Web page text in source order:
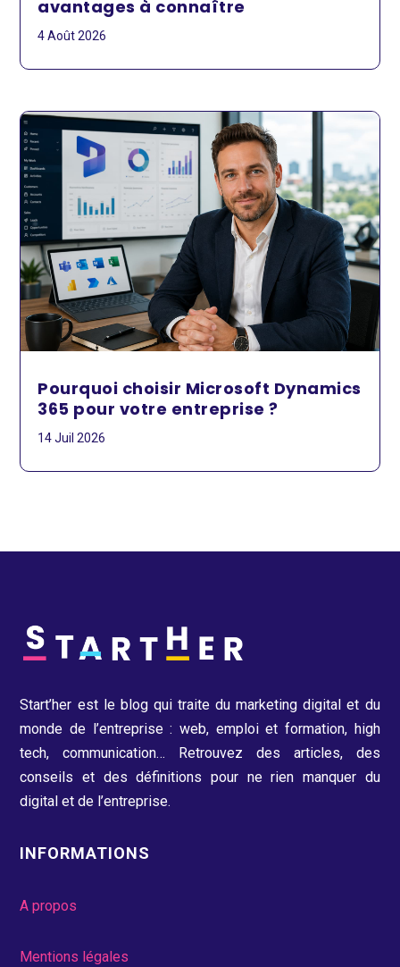
avantages à connaître
4 Août 2026
Pourquoi choisir Microsoft Dynamics
365 pour votre entreprise ?
14 Juil 2026
Start’her est le blog qui traite du marketing digital et du
monde de l’entreprise : web, emploi et formation, high
tech, communication… Retrouvez des articles, des
conseils et des définitions pour ne rien manquer du
digital et de l’entreprise.
INFORMATIONS
A propos
Mentions légales